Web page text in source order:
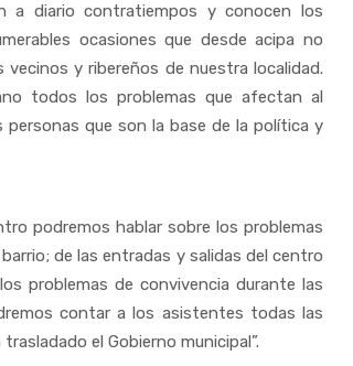
a diario contratiempos y conocen los
ocasiones que desde acipa no
y ribereños de nuestra localidad.
todos los problemas que afectan al
que son la base de la política y
podremos hablar sobre los problemas
de las entradas y salidas del centro
problemas de convivencia durante las
contar a los asistentes todas las
el Gobierno municipal”.